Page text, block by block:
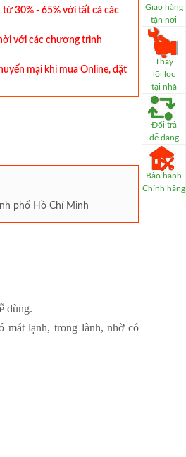
Giao hàng
tận nơi
Thay
lõi lọc
tại nhà
Đổi trả
dễ dàng
Bảo hành
Chính hãng
30% - 65% với tất cả các
với các chương trình
mại khi mua Online, đặt
phố Hồ Chí Minh
dùng.
mát lạnh, trong lành, nhờ có